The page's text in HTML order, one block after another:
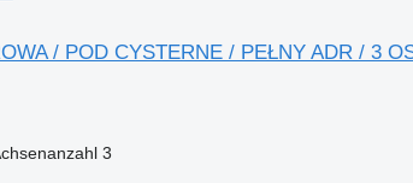
/ POD CYSTERNE / PEŁNY ADR / 3
3